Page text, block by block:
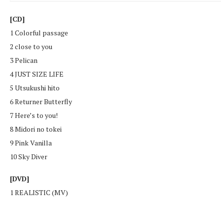
[CD]
1 Colorful passage
2 close to you
3 Pelican
4 JUST SIZE LIFE
5 Utsukushi hito
6 Returner Butterfly
7 Here’s to you!
8 Midori no tokei
9 Pink Vanilla
10 Sky Diver
[DVD]
1 REALISTIC (MV)